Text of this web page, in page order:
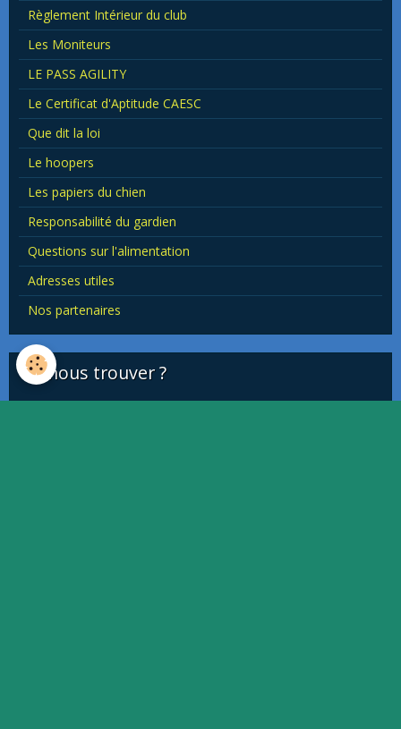
Règlement Intérieur du club
Les Moniteurs
LE PASS AGILITY
Le Certificat d'Aptitude CAESC
Que dit la loi
Le hoopers
Les papiers du chien
Responsabilité du gardien
Questions sur l'alimentation
Adresses utiles
Nos partenaires
Où nous trouver ?